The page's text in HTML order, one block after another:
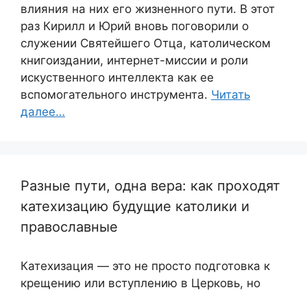
влияния на них его жизненного пути. В этот
раз Кирилл и Юрий вновь поговорили о
служении Святейшего Отца, католическом
книгоиздании, интернет-миссии и роли
искуственного интеллекта как ее
вспомогательного инструмента. Читать
далее…
Разные пути, одна вера: как проходят
катехизацию будущие католики и
православные
Катехизация — это не просто подготовка к
крещению или вступлению в Церковь, но